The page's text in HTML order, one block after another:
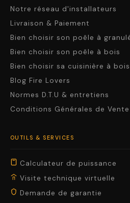
Notre réseau d'installateurs
Livraison & Paiement
Bien choisir son poêle à
Bien choisir son poêle à bois
Bien choisir sa cuisinière à bois
Blog Fire Lovers
Normes D.T.U & entretiens
Conditions Générales de Vente
OUTILS & SERVICES
Calculateur de puissance
Visite technique virtuelle
Demande de garantie